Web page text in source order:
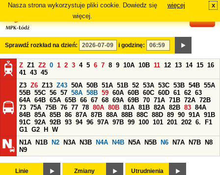
Nasza strona wykorzystuje pliki cookie. Dowiedz się
więcej.
więcej x
Sprawdź rozkład na dzień: i godzinę:
Z Z1 Z2 0 1 2 3 4 5 6 7 8 9 10A 10B 11 12 13 14 15 16
41 43 45
Z3 Z6 Z13 Z43 50A 50B 51A 51B 52 53A 53C 53B 54B 55A
55B 55C 56 57 58A 58B 59 60A 60B 60C 60D 61 62 63
64A 64B 65A 65B 66 67 68 69A 69B 70 71A 71B 72A 72B
73 75A 75B 76 77 78 80A 80B 81A 81B 82A 82B 83 84A
84B 85A 85B 86 87A 87B 88A 88B 88C 88D 89 90 91A 91B
91C 92A 92B 93 94 96 97A 97B 99 100 101 201 202 6.
F1
G1 G2 H
W
N1A
N1B N2 N3A N3B N4A N4B N5A N5B N6 N7A N7B
N8
N9
Linie Zmiany Utrudnienia